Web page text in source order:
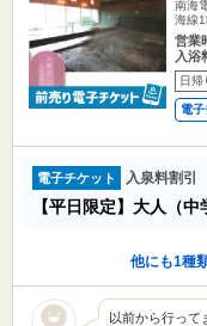
南海
海線
営業
入浴
日帰
電子
電子チケット 入泉料割引
【平日限定】大人（中
他にも1種
以前から行って